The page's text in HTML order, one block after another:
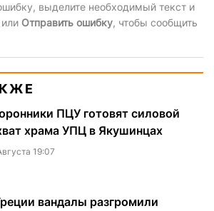
выделите необходимый текст и
Отправить ошибку, чтобы сообщить
ПЦУ готовят силовой
храма УПЦ в Якушинцах
19:07
вандалы разгромили